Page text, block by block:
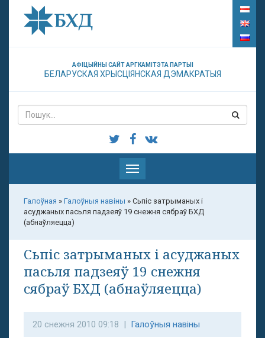
АФІЦЫЙНЫ САЙТ АРГКАМІТЭТА ПАРТЫІ
БЕЛАРУСКАЯ ХРЫСЦІЯНСКАЯ ДЭМАКРАТЫЯ
Паказаць
меню
Галоўная » Галоўныя навіны » Сьпіс затрыманых і
асуджаных пасьля падзеяў 19 снежня сябраў БХД
(абнаўляецца)
Сьпіс затрыманых і асуджаных
пасьля падзеяў 19 снежня
сябраў БХД (абнаўляецца)
20 снежня 2010 09:18 | Галоўныя навіны